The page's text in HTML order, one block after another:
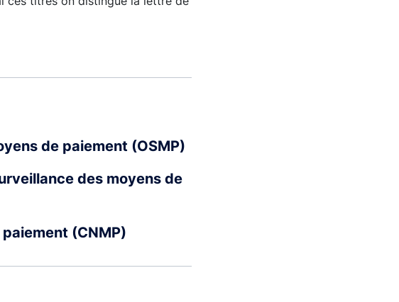
de paiement (OSMP)
des moyens de
(CNMP)